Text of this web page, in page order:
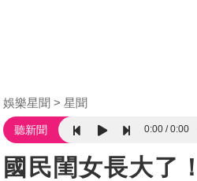
娛樂星聞 星聞
聽新聞 0:00 0:00
國民閨女長大了